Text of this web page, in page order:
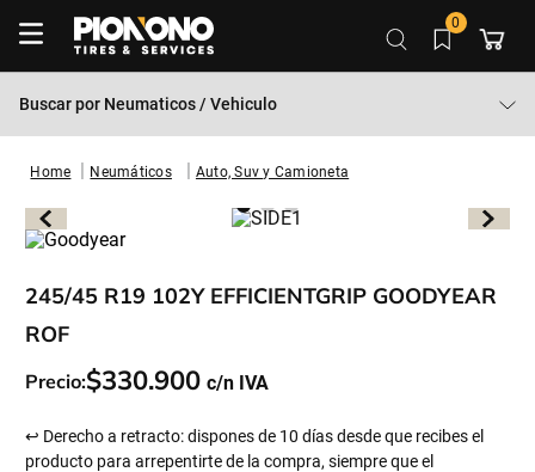
0
Buscar por Neumaticos / Vehiculo
Neumáticos Auto, Suv y Camioneta
245/45 R19 102Y EFFICIENTGRIP GOODYEAR
ROF
Precio:$330.900
↩ Derecho a retracto: dispones de 10 días desde que recibes el
producto para arrepentirte de la compra, siempre que el